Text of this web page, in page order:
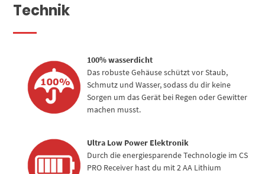
Technik
100% wasserdicht
Das robuste Gehäuse schützt vor Staub,
Schmutz und Wasser, sodass du dir keine
Sorgen um das Gerät bei Regen oder Gewitter
machen musst.
Ultra Low Power Elektronik
Durch die energiesparende Technologie im CS
PRO Receiver hast du mit 2 AA Lithium